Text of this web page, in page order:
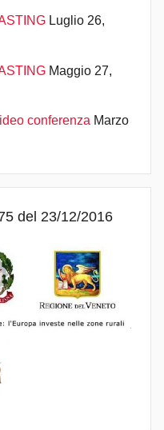
Luglio 26,
Maggio 27,
conferenza Marzo
del 23/12/2016